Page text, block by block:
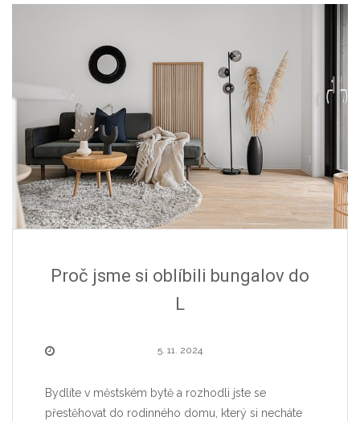
Proč jsme si oblíbili bungalov do
L
5. 11. 2024
Bydlíte v městském bytě a rozhodli jste se
přestěhovat do rodinného domu, který si necháte